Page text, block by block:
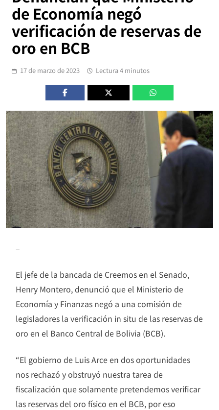
de Economía negó
verificación de reservas de
oro en BCB
17 de marzo de 2023 Lectura 4 minutos
–
El jefe de la bancada de Creemos en el Senado,
Henry Montero, denunció que el Ministerio de
Economía y Finanzas negó a una comisión de
legisladores la verificación in situ de las reservas de
oro en el Banco Central de Bolivia (BCB).
“El gobierno de Luis Arce en dos oportunidades
nos rechazó y obstruyó nuestra tarea de
fiscalización que solamente pretendemos verificar
las reservas del oro físico en el BCB, por eso